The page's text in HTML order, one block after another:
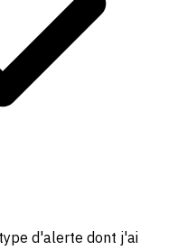
d'alerte dont j'ai